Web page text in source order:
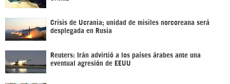
Crisis de Ucrania; unidad de misiles norcoreana será
desplegada en Rusia
Reuters: Irán advirtió a los países árabes ante una
eventual agresión de EEUU